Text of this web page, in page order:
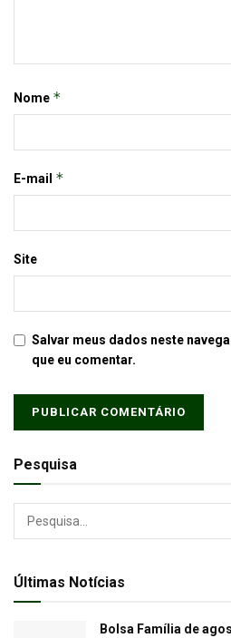
Nome *
E-mail *
Site
Salvar meus dados neste
que eu comentar.
Pesquisa
Últimas Notícias
Bolsa Família de